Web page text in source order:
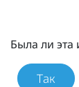
Была ли
Так